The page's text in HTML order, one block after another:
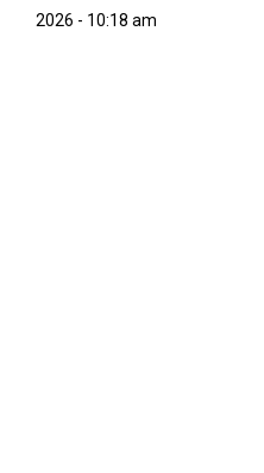
2026 - 10:18 am